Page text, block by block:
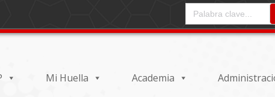
CAMPO DE ENTRADA DEL
Mi Huella Academia